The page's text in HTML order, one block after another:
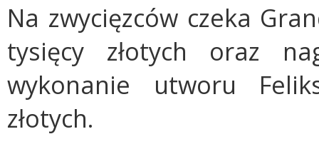
Na zwycięzców czeka
tysięcy złotych oraz
wykonanie utworu
złotych.